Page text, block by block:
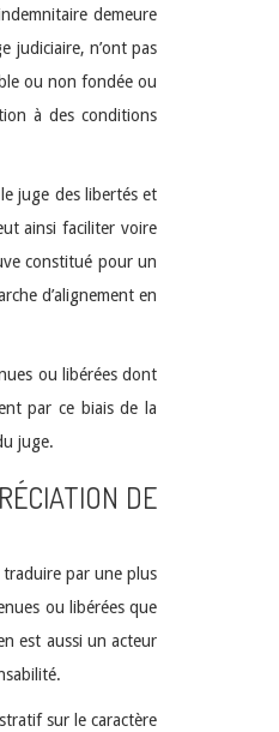
demeure
judiciaire, n’ont pas
ou non fondée ou
à des conditions
juge des libertés et
ainsi faciliter voire
constitué pour un
d’alignement en
ou libérées dont
par ce biais de la
juge.
DE
par une plus
ou libérées que
est aussi un acteur
sur le caractère